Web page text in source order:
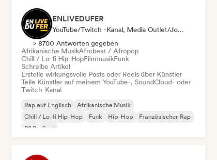
ENLIVEDUFER
YouTube/Twitch -Kanal, Media Outlet/Journalist, Social Media Influencer
> 8700 Antworten gegeben
Afrikanische MusikAfrobeat / Afropop
Chill / Lo-fi Hip-HopFilmmusikFunk
Schreibe Artikel
Erstelle wirkungsvolle Posts oder Reels über Künstler
Teile Künstler auf meinem YouTube-, SoundCloud- oder
Twitch-Kanal
Rap auf Englisch
Afrikanische Musik
Chill / Lo-fi Hip-Hop
Funk Hip-Hop
Französischer Rap
R&B
Soul